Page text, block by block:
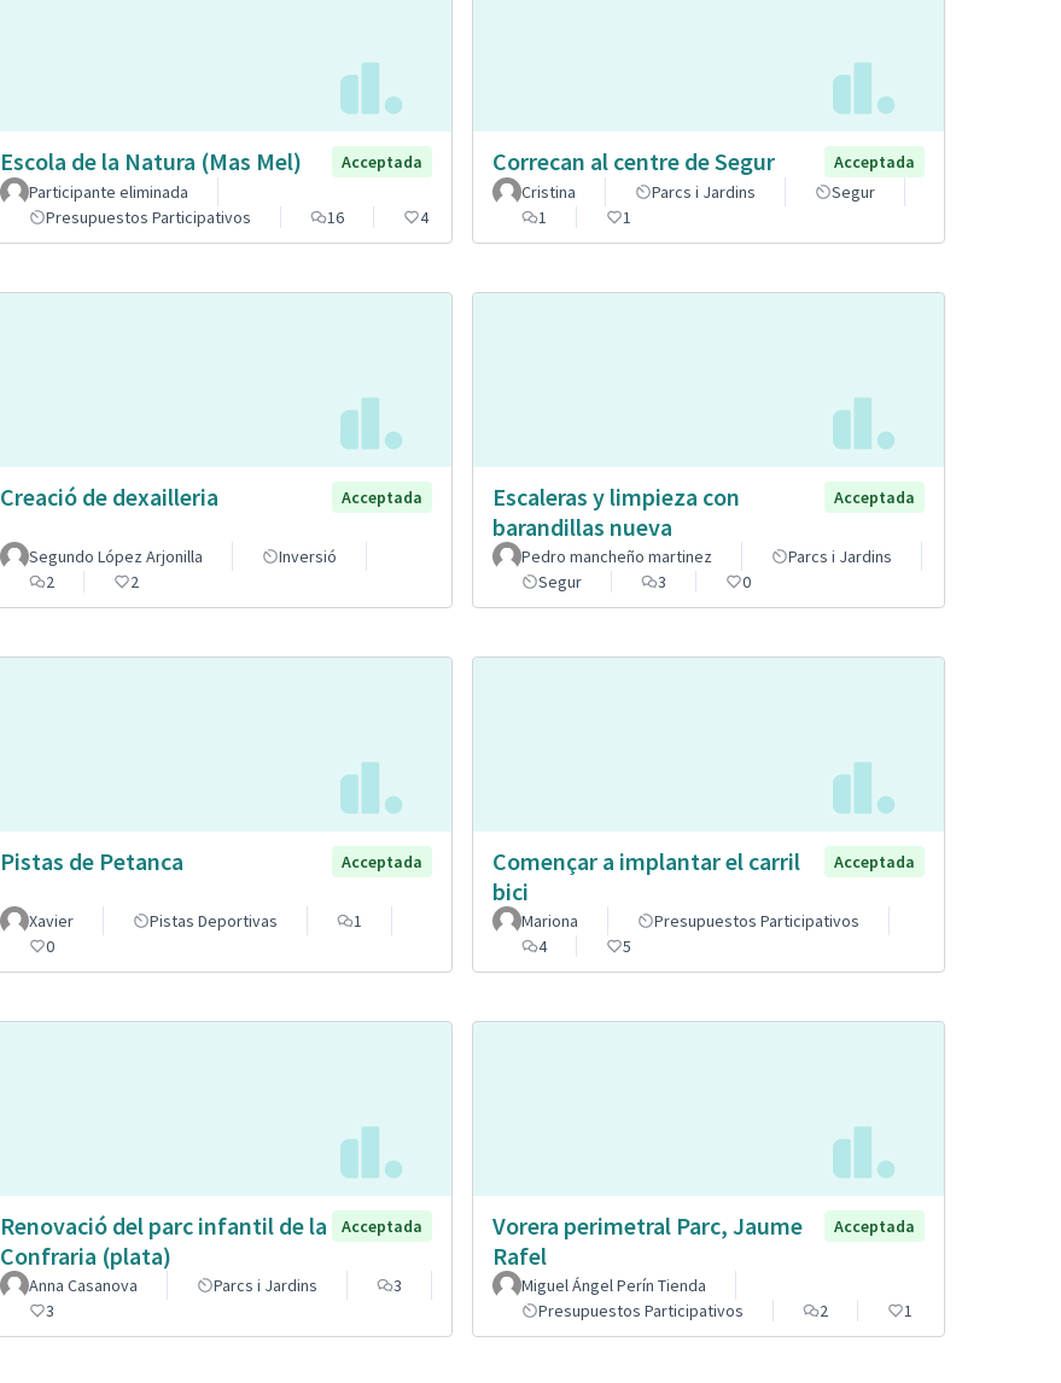
Escola de la Natura (Mas Mel)
Acceptada
Participante eliminada
Presupuestos Participativos
16 4
Correcan al centre de Segur
Acceptada
Cristina
Parcs i Jardins
Segur
1
1
Creació de dexailleria Acceptada
Segundo López Arjonilla
Inversió
2
2
Escaleras y limpieza con
barandillas nueva
Acceptada
Pedro mancheño martinez
Parcs i Jardins
Segur
3 0
Pistas de Petanca Acceptada
Xavier Pistas Deportivas
1
0
Començar a implantar el carril
bici
Acceptada
Mariona
Presupuestos Participativos
4
5
Renovació del parc infantil de la
Confraria (plata)
Acceptada
Anna Casanova Parcs i Jardins
3
3
Vorera perimetral Parc, Jaume
Rafel
Acceptada
Miguel Ángel Perín Tienda
Presupuestos Participativos
2 1